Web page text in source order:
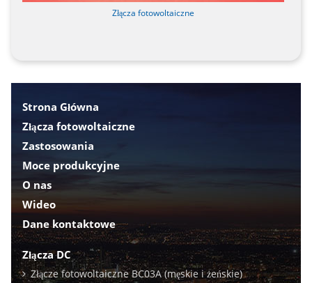
Złącza fotowoltaiczne
Strona Główna
Złącza fotowoltaiczne
Zastosowania
Moce produkcyjne
O nas
Wideo
Dane kontaktowe
Złącza DC
Złącze fotowoltaiczne BC03A (męskie i żeńskie)